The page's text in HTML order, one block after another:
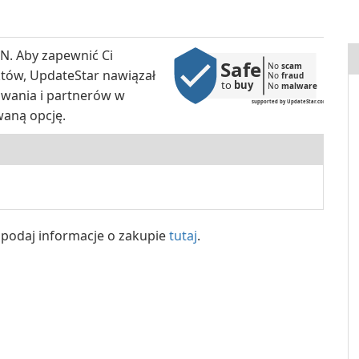
supported by UpdateStar.com
Safe
to buy
No scam
No fraud
No malware
Aby zapewnić Ci
UpdateStar nawiązał
i partnerów w
opcję.
informacje o zakupietutaj.